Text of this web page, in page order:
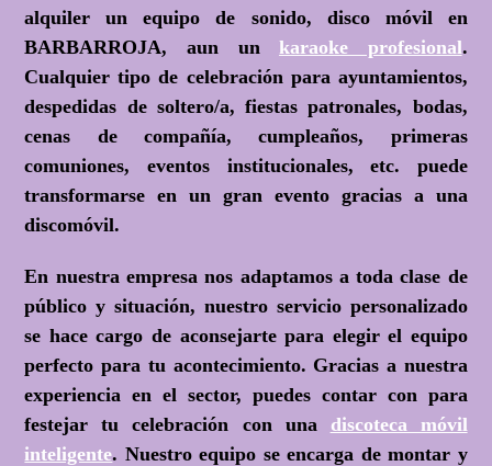
alquiler un equipo de sonido, disco móvil en
BARBARROJA, aun unkaraoke profesional.
Cualquier tipo de celebración para ayuntamientos,
despedidas de soltero/a, fiestas patronales, bodas,
cenas de compañía, cumpleaños, primeras
comuniones, eventos institucionales, etc. puede
transformarse en un gran evento gracias a una
discomóvil.
En nuestra empresa nos adaptamos a toda clase de
público y situación, nuestro servicio personalizado
se hace cargo de aconsejarte para elegir el equipo
perfecto para tu acontecimiento. Gracias a nuestra
experiencia en el sector, puedes contar con para
festejar tu celebración con una discoteca móvil
inteligente. Nuestro equipo se encarga de montar y